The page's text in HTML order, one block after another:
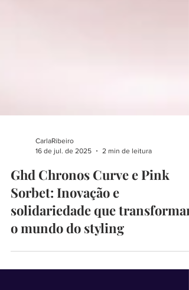
16 de jul. de 2025
2 min de leitura
Ghd Chronos Curve e Pink
Sorbet: Inovação e
solidariedade que transformam
o mundo do styling